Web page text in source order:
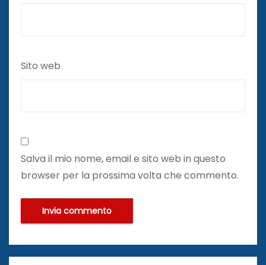
Sito web
Salva il mio nome, email e sito web in questo
browser per la prossima volta che commento.